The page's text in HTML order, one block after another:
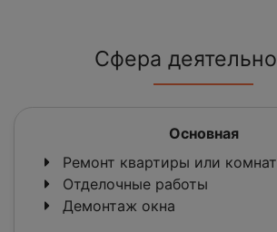
Сфера
Основная
Ремонт квартиры или
Отделочные работы
Демонтаж окна